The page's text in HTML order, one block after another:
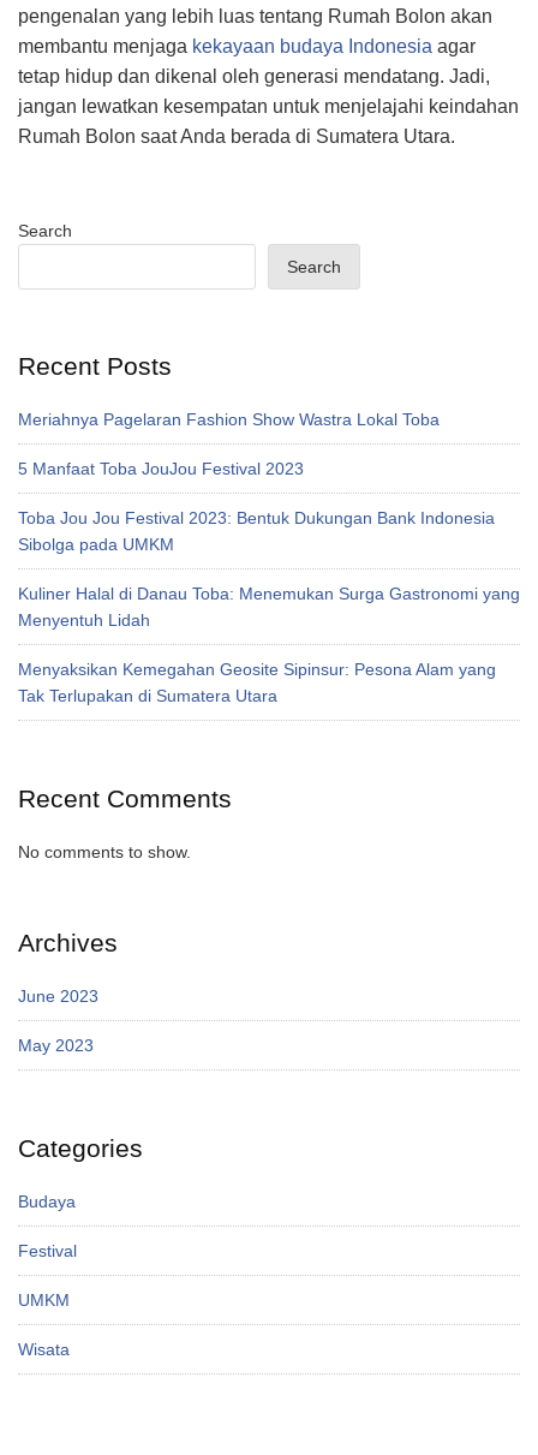
pengenalan yang lebih luas tentang Rumah Bolon akan
membantu menjaga kekayaan budaya Indonesia agar
tetap hidup dan dikenal oleh generasi mendatang. Jadi,
jangan lewatkan kesempatan untuk menjelajahi keindahan
Rumah Bolon saat Anda berada di Sumatera Utara.
Search
Search
Recent Posts
Meriahnya Pagelaran Fashion Show Wastra Lokal Toba
5 Manfaat Toba JouJou Festival 2023
Toba Jou Jou Festival 2023: Bentuk Dukungan Bank Indonesia
Sibolga pada UMKM
Kuliner Halal di Danau Toba: Menemukan Surga Gastronomi yang
Menyentuh Lidah
Menyaksikan Kemegahan Geosite Sipinsur: Pesona Alam yang
Tak Terlupakan di Sumatera Utara
Recent Comments
No comments to show.
Archives
June 2023
May 2023
Categories
Budaya
Festival
UMKM
Wisata